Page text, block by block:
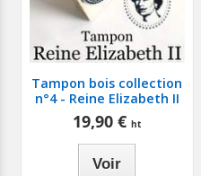
Tampon bois collection
n°4 - Reine Elizabeth II
19,90 €
Voir